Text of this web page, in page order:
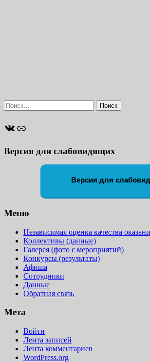
Найти:
ВКонтакте
Ссылка
Версия для слабовидящих
Версия для
Меню
Независимая оценка качества
Коллективы (данные)
Галерея (фото с мероприятий)
Конкурсы (результаты)
Афиша
Сотрудники
Данные
Обратная связь
Мета
Войти
Лента записей
Лента комментариев
WordPress.org